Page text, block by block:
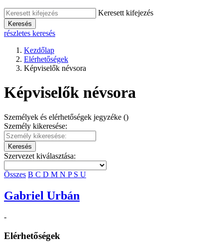
Keresett kifejezés
Keresés
részletes keresés
Kezdőlap
Elérhetőségek
Képviselők névsora
Képviselők névsora
Személyek és elérhetőségek jegyzéke ()
Személy kikeresése:
Keresés
Szervezet kiválasztása:
Összes B C D M N P S U
Gabriel Urbán
-
Elérhetőségek